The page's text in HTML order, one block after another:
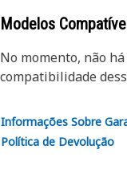
Modelos
No momento, não
compatibilidade
Informações Sobre
Política de Devolução